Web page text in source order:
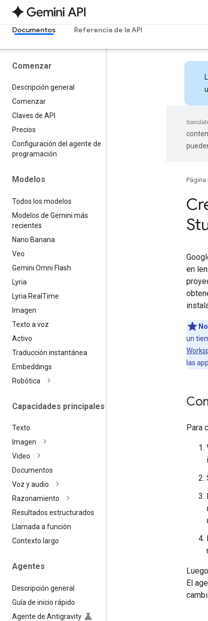
Documentos Referencia de la API
Comenzar
Descripción general
Comenzar
Claves de API
Precios
Configuración del agente de
programación
Modelos
Todos los modelos
Modelos de Gemini más
recientes
Nano Banana
Veo
Gemini Omni Flash
Lyria
Lyria Real Time
Imagen
Texto a voz
Activo
Traducción instantánea
Embeddings
Robótica
Capacidades principales
Texto
Imagen
Video
Documentos
Voz y audio
Razonamiento
Resultados estructurados
Llamada a función
Contexto largo
Agentes
Descripción general
Guía de inicio rápido
Agente de Antigravity
Página
en
un
las
Para
El